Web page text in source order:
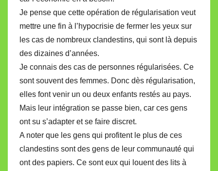
Je pense que cette opération de régularisation veut
mettre une fin à l’hypocrisie de fermer les yeux sur
les cas de nombreux clandestins, qui sont là depuis
des dizaines d’années.
Je connais des cas de personnes régularisées. Ce
sont souvent des femmes. Donc dès régularisation,
elles font venir un ou deux enfants restés au pays.
Mais leur intégration se passe bien, car ces gens
ont su s’adapter et se faire discret.
A noter que les gens qui profitent le plus de ces
clandestins sont des gens de leur communauté qui
ont des papiers. Ce sont eux qui louent des lits à